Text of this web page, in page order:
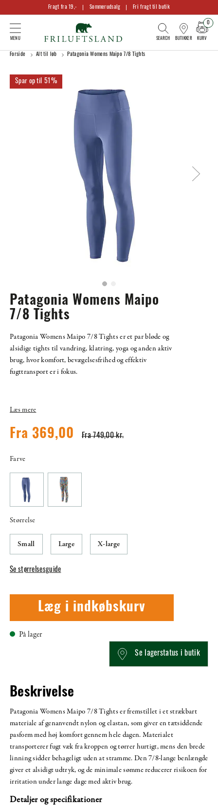
Fragt fra 19,- Sommerudsalg Fri fragt til butik
BUTIKKER KURV
0
Forside Alt til løb Patagonia Womens Maipo 7/8 Tights
51%
Patagonia Womens Maipo
7/8 Tights
Patagonia Womens Maipo 7/8 Tights er et par bløde og
alsidige tights til vandring, klatring, yoga og anden aktiv
brug, hvor komfort, bevægelsesfrihed og effektiv
fugttransport er i fokus.
Læs mere
Fra 749,00 kr.
Fra 369,00
Farve
Størrelse
Small Large X-large
Se størrelsesguide
Læg i indkøbskurv
På lager
Se lagerstatus i butik
Beskrivelse
Patagonia Womens Maipo 7/8 Tights er fremstillet i et strækbart
materiale af genanvendt nylon og elastan, som giver en tætsiddende
pasform med høj komfort gennem hele dagen. Materialet
transporterer fugt væk fra kroppen og tørrer hurtigt, mens den brede
linning sidder behageligt uden at stramme. Den 7/8-lange benlængde
giver et alsidigt udtryk, og de minimale sømme reducerer risikoen for
irritation under lange dage med aktiv brug.
Detaljer og specifikationer